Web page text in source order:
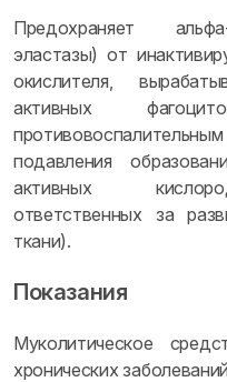
Предохраняет
эластазы) от
окислителя,
активных
подавления
активных
ответственных за
ткани).
Показания
Муколитическое
хронических